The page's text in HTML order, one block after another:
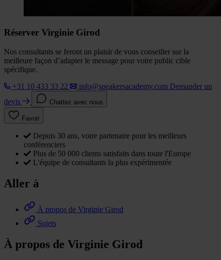
Réserver Virginie Girod
Nos consultants se feront un plaisir de vous conseiller sur la
meilleure façon d’adapter le message pour votre public cible
spécifique.
+31 10 433 33 22
info@speakersacademy.com Demander un
devis
Chattez avec nous
Favori
Depuis 30 ans, votre partenaire pour les meilleurs
conférenciers
Plus de 50 000 clients satisfaits dans toute l'Europe
L'équipe de consultants la plus expérimentée
Aller à
À propos de Virginie Girod
Sujets
À propos de Virginie Girod